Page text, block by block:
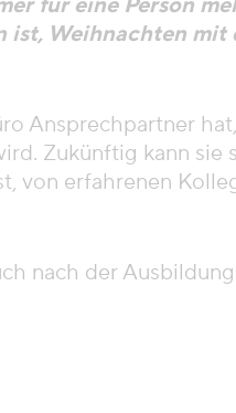
für eine Person
ist, Weihnachten mit
Ansprechpartner
Zukünftig kann sie
von erfahrenen
nach der